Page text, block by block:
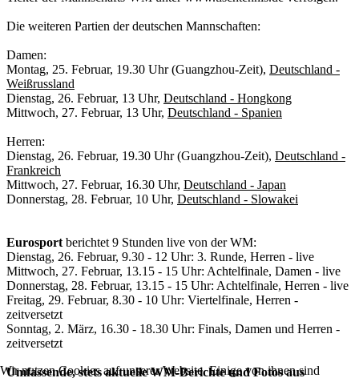
Die weiteren Partien der deutschen Mannschaften:
Damen:
Montag, 25. Februar, 19.30 Uhr (Guangzhou-Zeit), Deutschland -
Weißrussland
Dienstag, 26. Februar, 13 Uhr, Deutschland - Hongkong
Mittwoch, 27. Februar, 13 Uhr, Deutschland - Spanien
Herren:
Dienstag, 26. Februar, 19.30 Uhr (Guangzhou-Zeit), Deutschland -
Frankreich
Mittwoch, 27. Februar, 16.30 Uhr, Deutschland - Japan
Donnerstag, 28. Februar, 10 Uhr, Deutschland - Slowakei
Eurosport berichtet 9 Stunden live von der WM:
Dienstag, 26. Februar, 9.30 - 12 Uhr: 3. Runde, Herren - live
Mittwoch, 27. Februar, 13.15 - 15 Uhr: Achtelfinale, Damen - live
Donnerstag, 28. Februar, 13.15 - 15 Uhr: Achtelfinale, Herren - live
Freitag, 29. Februar, 8.30 - 10 Uhr: Viertelfinale, Herren -
zeitversetzt
Sonntag, 2. März, 16.30 - 18.30 Uhr: Finals, Damen und Herren -
zeitversetzt
Umfassende, stets aktuelle WM-Berichte und Fotos aus
Wir nutzen Cookies auf unserer Website. Einige von ihnen sind